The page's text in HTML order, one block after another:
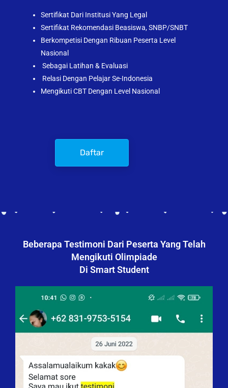
Sertifikat Dari Institusi Yang Legal
Sertifikat Rekomendasi Beasiswa, SNBP/SNBT
Berkompetisi Dengan Ribuan Peserta Level
Nasional
Sebagai Latihan & Evaluasi
Relasi Dengan Pelajar Se-Indonesia
Mengikuti CBT Dengan Level Nasional
Daftar
Beberapa Testimoni Dari Peserta Yang Telah
Mengikuti Olimpiade
Di Smart Student